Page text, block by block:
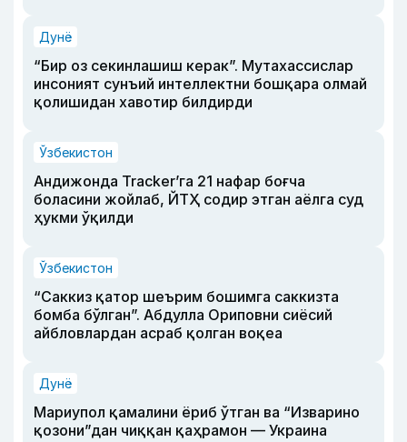
Дунё
“Бир оз секинлашиш керак”. Мутахассислар
инсоният сунъий интеллектни бошқара олмай
қолишидан хавотир билдирди
Ўзбекистон
Андижонда Tracker’га 21 нафар боғча
боласини жойлаб, ЙТҲ содир этган аёлга суд
ҳукми ўқилди
Ўзбекистон
“Саккиз қатор шеърим бошимга саккизта
бомба бўлган”. Абдулла Ориповни сиёсий
айбловлардан асраб қолган воқеа
Дунё
Мариупол қамалини ёриб ўтган ва “Изварино
қозони”дан чиққан қаҳрамон — Украина